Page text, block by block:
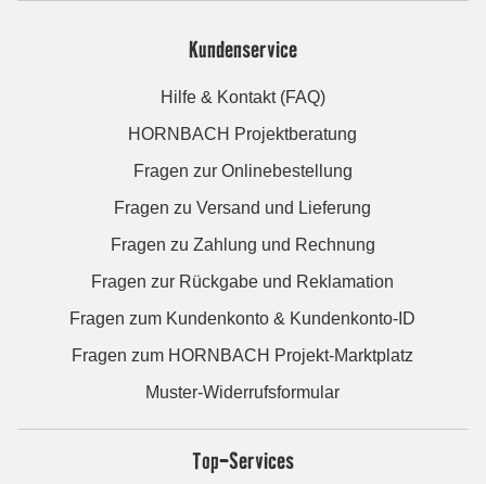
Kundenservice
Hilfe & Kontakt (FAQ)
HORNBACH Projektberatung
Fragen zur Onlinebestellung
Fragen zu Versand und Lieferung
Fragen zu Zahlung und Rechnung
Fragen zur Rückgabe und Reklamation
Fragen zum Kundenkonto & Kundenkonto-ID
Fragen zum HORNBACH Projekt-Marktplatz
Muster-Widerrufsformular
Top-Services